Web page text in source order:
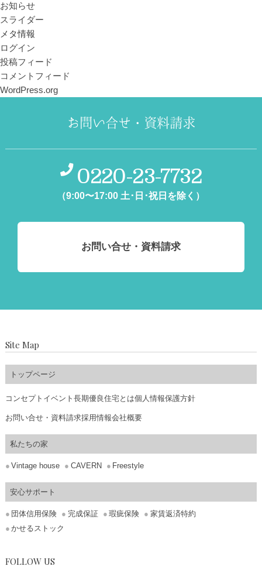
お知らせ
スライダー
メタ情報
ログイン
投稿フィード
コメントフィード
WordPress.org
お問い合せ・資料請求
0220-23-7732
（9:00〜17:00 土･日･祝日を除く）
お問い合せ・資料請求
Site Map
トップページ
コンセプト イベント 長期優良住宅とは個人情報保護方針
お問い合せ・資料請求採用情報会社概要
私たちの家
Vintage house CAVERN Freestyle
安心サポート
団体信用保険 完成保証 瑕疵保険
家賃返済特約
かせるストック
FOLLOW US